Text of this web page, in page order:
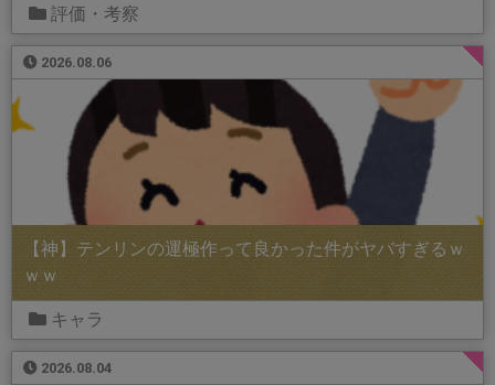
評価・考察
2026.08.06
【神】テンリンの運極作って良かった件がヤバすぎるｗ
ｗｗ
キャラ
2026.08.04